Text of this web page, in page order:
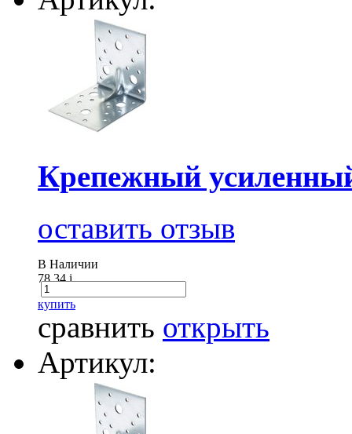
Крепежный
оставить отзыв
В Наличии
78.34i
купить
сравнить открыть
Артикул: